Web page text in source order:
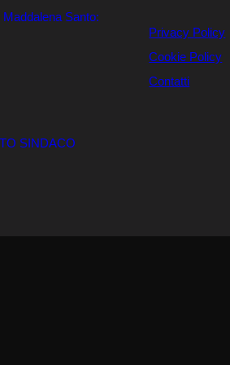
Santo:
SINDACO
Privacy Policy
Cookie Policy
Contatti